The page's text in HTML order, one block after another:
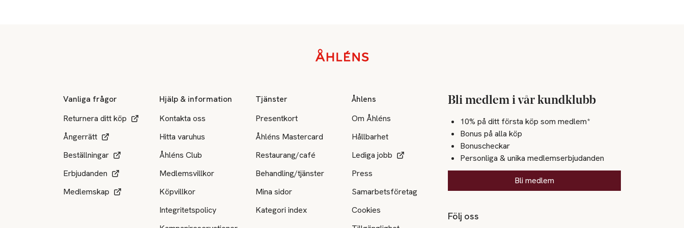
Vanliga frågor
Returnera ditt köp
Ångerrätt
Beställningar
Erbjudanden
Medlemskap
Hjälp & information
Kontakta oss
Hitta varuhus
Åhléns Club
Medlemsvillkor
Köpvillkor
Integritetspolicy
Tjänster
Presentkort
Åhléns Mastercard
Restaurang/café
Behandling/tjänster
Mina sidor
Kategori index
Åhlens
Om Åhléns
Hållbarhet
Lediga jobb
Press
Samarbetsföretag
Cookies
Bli medlem i vår kundklubb
10% på ditt första köp som medlem*
Bonus på alla köp
Bonuscheckar
Personliga & unika medlemserbjudanden
Bli medlem
Följ oss